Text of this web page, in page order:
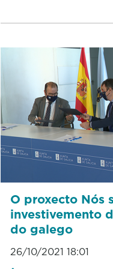
O proxecto Nós
investivemento
do galego
26/10/2021 18:01